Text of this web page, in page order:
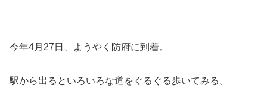
今年4月27日、ようやく防府に到着。
駅から出るといろいろな道をぐるぐる歩いてみる。